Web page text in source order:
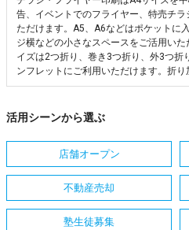
告、イベントでのフライヤー、特売チ
ただけます。A5、A6などはポケットに
ジ横などの小さなスペースをご活用い
イズは2つ折り、巻き3つ折り、外3つ折
ンフレットにご利用いただけます。折
活用シーンから選ぶ
店舗オープン
不動産売却
塾生徒募集